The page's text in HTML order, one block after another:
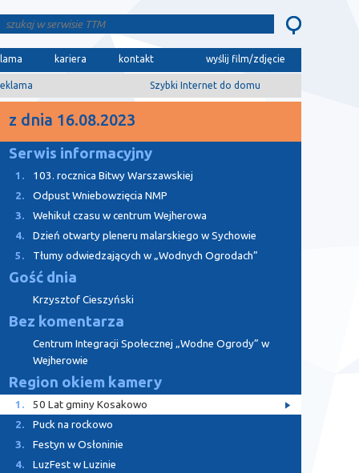
kariera kontakt wyślij film/zdjęcie
Szybki Internet do domu
z dnia 16.08.2023
Serwis informacyjny
1.
103. rocznica Bitwy Warszawskiej
2.
Odpust Wniebowzięcia NMP
3.
Wehikuł czasu w centrum Wejherowa
4.
Dzień otwarty pleneru malarskiego w Sychowie
5.
Tłumy odwiedzających w „Wodnych Ogrodach”
Gość dnia
Krzysztof Cieszyński
Bez komentarza
Centrum Integracji Społecznej „Wodne Ogrody” w
Wejherowie
Region okiem kamery
1.
50 Lat gminy Kosakowo
2.
Puck na rockowo
3.
Festyn w Osłoninie
4.
LuzFest w Luzinie